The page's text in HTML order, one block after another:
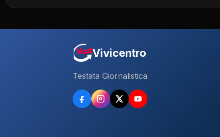
Vivicentro
Testata Giornalistica